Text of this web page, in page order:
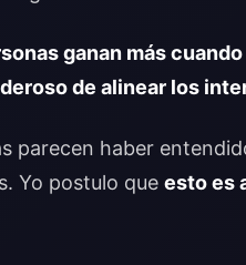
ganan más
de alinear los
parecen haber
Yo postulo que esto es